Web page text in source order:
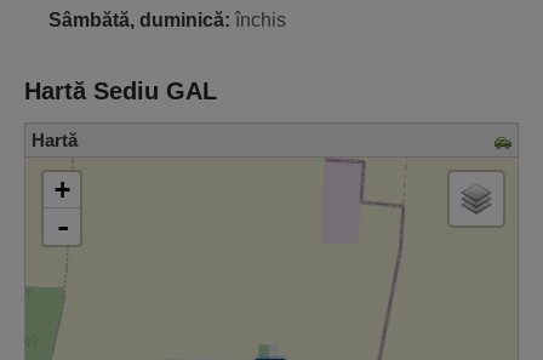
Sâmbătă, duminică: închis
Hartă Sediu GAL
Hartă
loading map - please wait...
+
-